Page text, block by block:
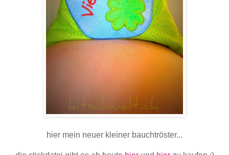
hier mein neuer kleiner bauchtröster...